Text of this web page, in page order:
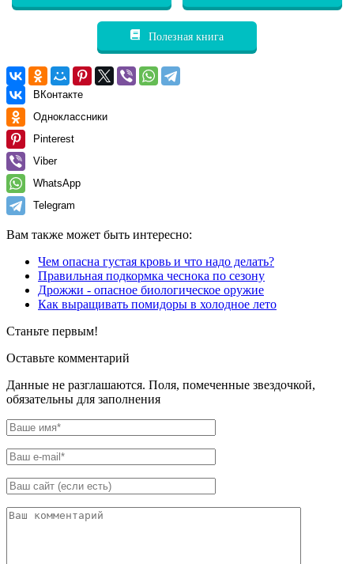
Полезная книга
ВКонтакте
Одноклассники
Pinterest
Viber
WhatsApp
Telegram
Вам также может быть интересно:
Чем опасна густая кровь и что надо делать?
Правильная подкормка чеснока по сезону
Дрожжи - опасное биологическое оружие
Как выращивать помидоры в холодное лето
Станьте первым!
Оставьте комментарий
Данные не разглашаются. Поля, помеченные звездочкой,
обязательны для заполнения